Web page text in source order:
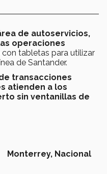
de autoservicios,
operaciones
con tabletas para utilizar
de Santander.
transacciones
atienden a los
sin ventanillas de
Monterrey, Nacional